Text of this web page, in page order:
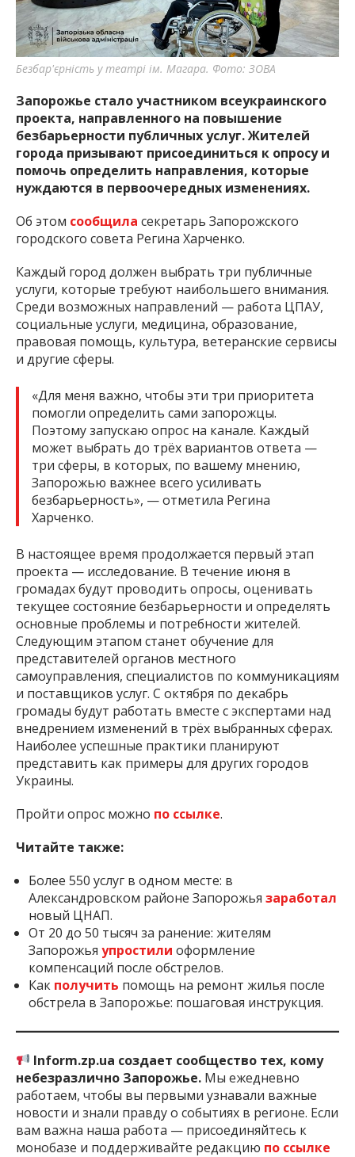
важную информацию о событиях
города Запорожья и области.
Безбар'єрність у театрі ім. Магара. Фото: ЗОВА
Запорожье стало участником всеукраинского
проекта, направленного на повышение
безбарьерности публичных услуг. Жителей
города призывают присоединиться к опросу и
помочь определить направления, которые
нуждаются в первоочередных изменениях.
Об этом сообщила секретарь Запорожского
городского совета Регина Харченко.
Каждый город должен выбрать три публичные
услуги, которые требуют наибольшего внимания.
Среди возможных направлений — работа ЦПАУ,
социальные услуги, медицина, образование,
правовая помощь, культура, ветеранские сервисы
и другие сферы.
«Для меня важно, чтобы эти три приоритета
помогли определить сами запорожцы.
Поэтому запускаю опрос на канале. Каждый
может выбрать до трёх вариантов ответа —
три сферы, в которых, по вашему мнению,
Запорожью важнее всего усиливать
безбарьерность», — отметила Регина
Харченко.
В настоящее время продолжается первый этап
проекта — исследование. В течение июня в
громадах будут проводить опросы, оценивать
текущее состояние безбарьерности и определять
основные проблемы и потребности жителей.
Следующим этапом станет обучение для
представителей органов местного
самоуправления, специалистов по коммуникациям
и поставщиков услуг. С октября по декабрь
громады будут работать вместе с экспертами над
внедрением изменений в трёх выбранных сферах.
Наиболее успешные практики планируют
представить как примеры для других городов
Украины.
Пройти опрос можно по ссылке.
Читайте также:
Более 550 услуг в одном месте: в
Александровском районе Запорожья заработал
новый ЦНАП.
От 20 до 50 тысяч за ранение: жителям
Запорожья упростили оформление
компенсаций после обстрелов.
Как получить помощь на ремонт жилья после
обстрела в Запорожье: пошаговая инструкция.
Inform.zp.ua создает сообщество тех, кому
небезразлично Запорожье. Мы ежедневно
работаем, чтобы вы первыми узнавали важные
новости и знали правду о событиях в регионе. Если
вам важна наша работа — присоединяйтесь к
монобазе и поддерживайте редакцию по ссылке